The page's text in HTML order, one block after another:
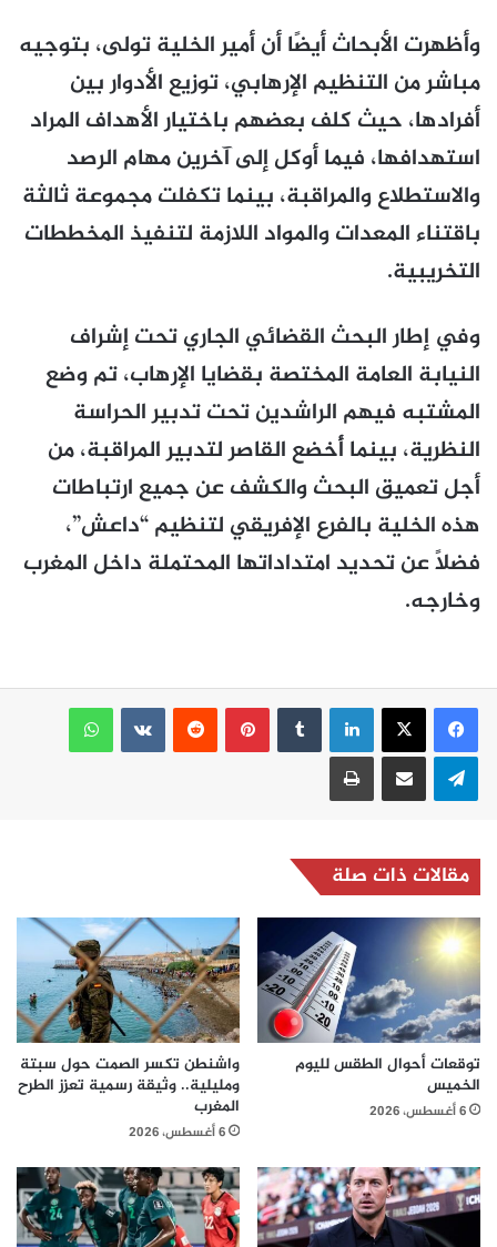
وأظهرت الأبحاث أيضًا أن أمير الخلية تولى، بتوجيه
مباشر من التنظيم الإرهابي، توزيع الأدوار بين
أفرادها، حيث كلف بعضهم باختيار الأهداف المراد
استهدافها، فيما أوكل إلى آخرين مهام الرصد
والاستطلاع والمراقبة، بينما تكفلت مجموعة ثالثة
باقتناء المعدات والمواد اللازمة لتنفيذ المخططات
التخريبية.
وفي إطار البحث القضائي الجاري تحت إشراف
النيابة العامة المختصة بقضايا الإرهاب، تم وضع
المشتبه فيهم الراشدين تحت تدبير الحراسة
النظرية، بينما أُخضع القاصر لتدبير المراقبة، من
أجل تعميق البحث والكشف عن جميع ارتباطات
هذه الخلية بالفرع الإفريقي لتنظيم “داعش”،
فضلاً عن تحديد امتداداتها المحتملة داخل المغرب
وخارجه.
لينكدإن بينتيريست
واتساب
تيلقرام مشاركة عبر البريد طباعة
مقالات ذات صلة
توقعات أحوال الطقس لليوم
الخميس
6 أغسطس، 2026
واشنطن تكسر الصمت حول سبتة
ومليلية.. وثيقة رسمية تعزز الطرح
المغرب
6 أغسطس، 2026